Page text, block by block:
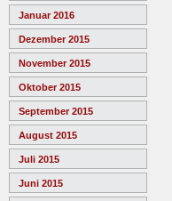
Januar 2016
Dezember 2015
November 2015
Oktober 2015
September 2015
August 2015
Juli 2015
Juni 2015